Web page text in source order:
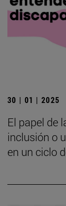
30 | 01 | 2025
El papel de
inclusión o
en un ciclo